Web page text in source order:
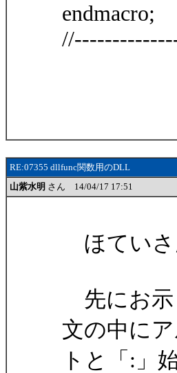
endmacro;
山
RE:07355 dllfunc関数用のDLL
山紫水明 さん 14/04/17 17:51
ほていさ
先にお示
文の中に
トと「:」